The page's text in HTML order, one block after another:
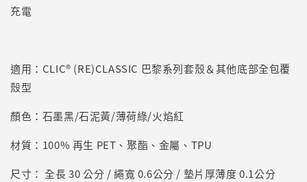
充電
適用：CLIC® (RE)CLASSIC 巴黎系列套殼＆其他底部全包覆
殼型
顏色：石墨黑/石泥黃/薄荷綠/火焰紅
材質：100% 再生 PET、聚酯、金屬、TPU
尺寸： 全長 30 公分 / 繩寬 0.6公分 / 墊片厚薄度 0.1公分